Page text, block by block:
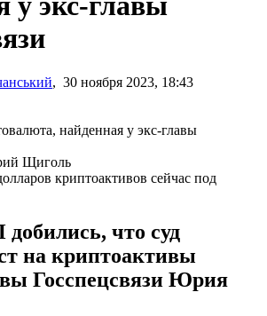
, 30 ноября 2023, 18:43
Щиголь
криптоактивов сейчас под
что суд
на криптоактивы
Госспецсвязи Юрия